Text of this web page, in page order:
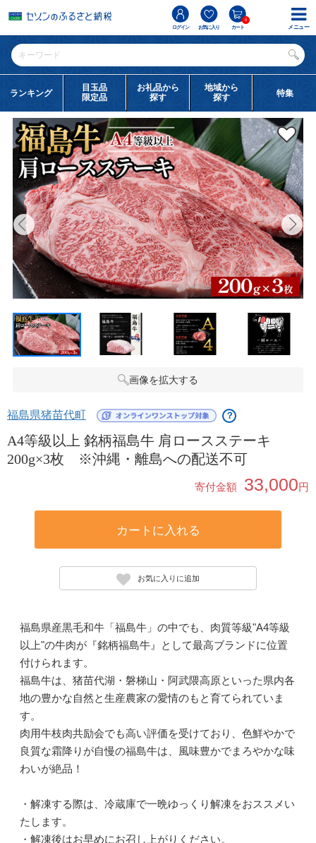
ログイン お気に入り カート
0
ランキング
目玉品
限定品
お礼品から
探す
地域から
探す
特集
画像を拡大する
福島県猪苗代町 ？
A4等級以上 銘柄福島牛 肩ロースステーキ
200g×3枚 ※沖縄・離島への配送不可
寄付金額 33,000円
カートに入れる
お気に入りに追加
福島県産黒毛和牛「福島牛」の中でも、肉質等級"A4等級
以上"の牛肉が『銘柄福島牛』として最高ブランドに位置
付けられます。
福島牛は、猪苗代湖・磐梯山・阿武隈高原といった県内各
地の豊かな自然と生産農家の愛情のもと育てられていま
す。
肉用牛枝肉共励会でも高い評価を受けており、色鮮やかで
良質な霜降りが自慢の福島牛は、風味豊かでまろやかな味
わいが絶品！
・解凍する際は、冷蔵庫で一晩ゆっくり解凍をおススメい
たします。
・解凍後はお早めにお召し上がりください。
メニュー